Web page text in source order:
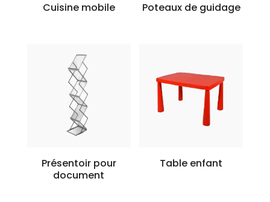
Cuisine mobile Poteaux de guidage
Présentoir pour
document
Table enfant